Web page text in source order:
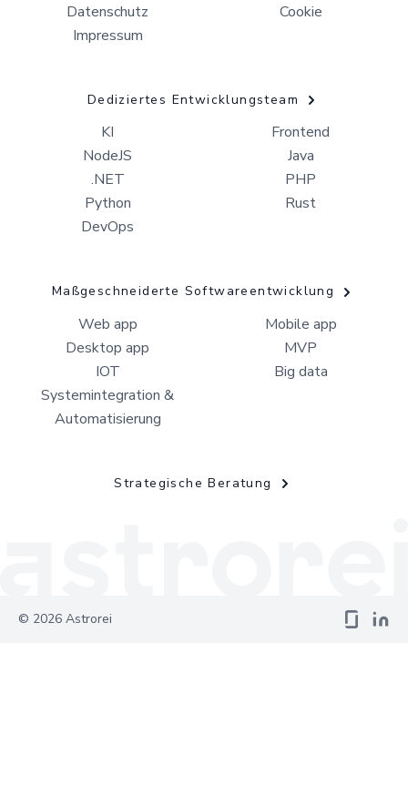
Datenschutz
Cookie
Impressum
Dediziertes Entwicklungsteam
KI
Frontend
NodeJS
Java
.NET
PHP
Python
Rust
DevOps
Maßgeschneiderte Softwareentwicklung
Web app
Mobile app
Desktop app
MVP
IOT
Big data
Systemintegration &
Automatisierung
Strategische Beratung
© 2026 Astrorei